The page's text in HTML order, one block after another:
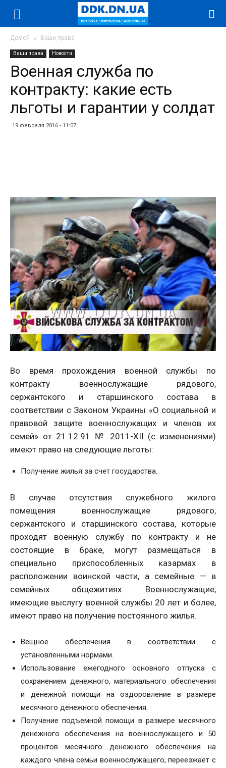
Домой Ваши права
Ваши права Новости
Военная служба по
контракту: какие есть
льготы и гарантии у солдат
19 февраля 2016 - 11:07
Во время прохождения военной службы по
контракту военнослужащие рядового,
сержантского и старшинского состава в
соответствии с Законом Украины «О социальной и
правовой защите военнослужащих и членов их
семей» от 21.12.91 № 2011-XII (с изменениями)
имеют право на следующие льготы:
Получение жилья за счет государства.
В случае отсутствия служебного жилого
помещения военнослужащие рядового,
сержантского и старшинского состава, которые
проходят военную службу по контракту и не
состоящие в браке, могут размещаться в
специально приспособленных казармах в
расположении воинской части, а семейные — в
семейных общежитиях. Военнослужащие,
имеющие выслугу военной службы 20 лет и более,
имеют право на получение постоянного жилья.
Вещное обеспечения в соответствии с
установленными нормами.
Использование ежегодного основного отпуска с
сохранением денежного, материального обеспечения
и денежной помощи на оздоровление в размере
месячного денежного обеспечения.
Получение подъемной помощи в размере месячного
денежного обеспечения на военнослужащего и 50
процентов месячного денежного обеспечения на
каждого члена семьи военнослужащего, переезжает с